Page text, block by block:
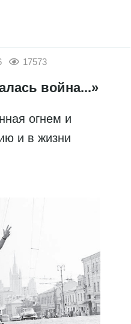
17573
война...»
огнем и
и в жизни